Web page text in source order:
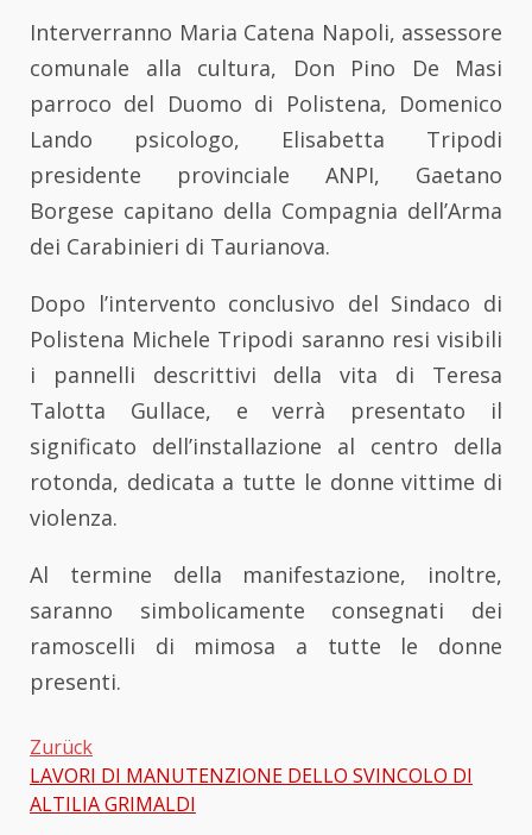
Interverranno Maria Catena Napoli, assessore
comunale alla cultura, Don Pino De Masi
parroco del Duomo di Polistena, Domenico
Lando psicologo, Elisabetta Tripodi
presidente provinciale ANPI, Gaetano
Borgese capitano della Compagnia dell’Arma
dei Carabinieri di Taurianova.
Dopo l’intervento conclusivo del Sindaco di
Polistena Michele Tripodi saranno resi visibili
i pannelli descrittivi della vita di Teresa
Talotta Gullace, e verrà presentato il
significato dell’installazione al centro della
rotonda, dedicata a tutte le donne vittime di
violenza.
Al termine della manifestazione, inoltre,
saranno simbolicamente consegnati dei
ramoscelli di mimosa a tutte le donne
presenti.
Beitragsnavigation
Zurück
LAVORI DI MANUTENZIONE DELLO SVINCOLO DI
ALTILIA GRIMALDI